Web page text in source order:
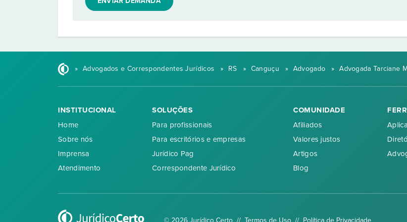
» Advogados e Correspondentes Jurídicos » RS » Canguçu » Advogado » Advogada Tarciane
INSTITUCIONAL
Home
Sobre nós
Imprensa
Atendimento
SOLUÇÕES
Para profissionais
Para escritórios e empresas
Jurídico Pag
Correspondente Jurídico
COMUNIDADE
Afiliados
Valores justos
Artigos
Blog
© 2026 Jurídico Certo // Termos de Uso// Política de Privacidade